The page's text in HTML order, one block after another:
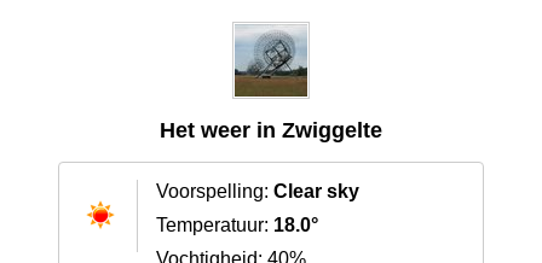
Het weer in Zwiggelte
Voorspelling: Clear sky
Temperatuur: 18.0°